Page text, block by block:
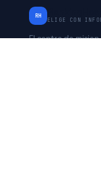
RH
ELIGE CON
El centro de